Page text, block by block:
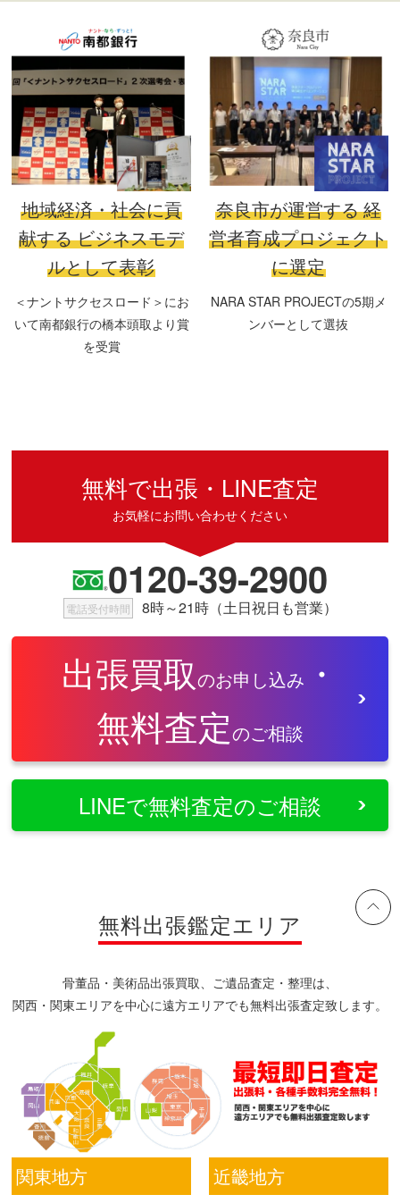
地域経済・社会に貢
献するビジネスモデ
ルとして表彰
＜ナントサクセスロード＞にお
いて南都銀行の橋本頭取より賞
を受賞
奈良市が運営する経
営者育成プロジェクト
に選定
NARA STAR PROJECTの5期メ
ンバーとして選抜
無料で出張・LINE査定
お気軽にお問い合わせください
0120-39-2900
電話受付時間 8時～21時（土日祝日も営業）
出張買取のお申し込み ・
無料査定のご相談
LINEで無料査定のご相談
無料出張鑑定エリア
骨董品・美術品出張買取、ご遺品査定・整理は、
関西・関東エリアを中心に遠方エリアでも無料出張査定致します。
関東地方 近畿地方